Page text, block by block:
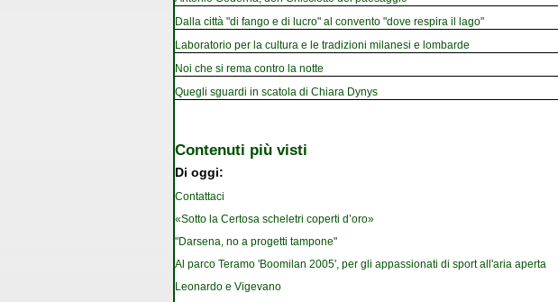
Dalla città "di fango e di lucro" al convento "dove respira il lago"
Laboratorio per la cultura e le tradizioni milanesi e lombarde
Noi che si rema contro la notte
Quegli sguardi in scatola di Chiara Dynys
Contenuti più visti
Di oggi:
Contattaci
«Sotto la Certosa scheletri coperti d’oro»
"Darsena, no a progetti tampone"
Al parco Teramo 'Boomilan 2005', per gli appassionati di sport all'aria aperta
Leonardo e Vigevano